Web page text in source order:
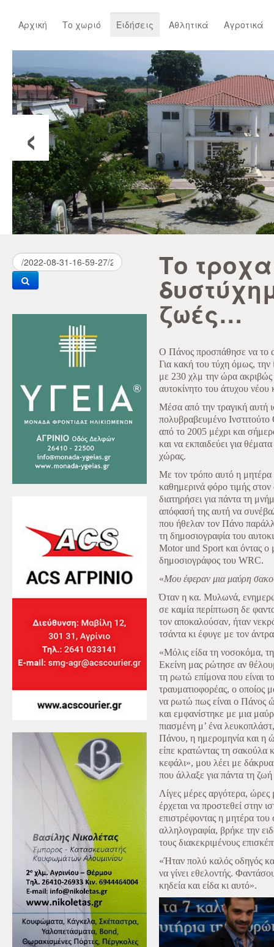
Αρχική Το χωριό Ειδήσεις Αθλητικά Αγροτικά
‹
Το
ζωές…
Ο Πάνος προσπάθησε να το
Για κακή του τύχη όμως, την
με 230 χλμ την ώρα
αυτοκίνητο του άτυχου νέου
Μέσα από την τραγική αυτή
πολυβραβευμένο
από το 2005 μέχρι και
και να εκπαιδεύει για
χώρας.
Με τον τρόπο αυτό η
καθημερινά φόρο τιμής στον
διατηρήσει για πάντα τη
απόφασή της αυτή να
που ήθελαν τον Πάνο
τη δημοσιογραφία του
Motor und Sport και όντας ο
δημοσιογράφος του WRC.
«Μου έφεραν μια μαύρη
Όταν η κα. Μυλωνά,
σε καμία περίπτωση δε
τον αποκαλούσαν, ήταν
τσάντα κι έφυγε με τον
«Μόλις είδα τη νοσοκόμα,
Εκείνη μας ρώτησε αν
τη ρωτώ επίμονα που είναι
τραυματιοφορέας, ο οποίος
να ρωτώ πως είναι ο Πάνος
και εμφανίστηκε με μια
πιασμένη μ’ ένα
Πάνου, η ημερομηνία και η
είπε κρατώντας τη σακούλα
κεφάλι», μου λέει με
που άλλαξε για πάντα τη ζωή
Λίγες μέρες αργότερα, ώρες
έρχεται να προστεθεί στην
επιστρέφοντας η μητέρα του
αλληλογραφία, βρήκε την
τους διακεκριμένους
«Ήταν πολύ καλός οδηγός
να γίνει εθελοντής.
κηδεία και είδα κι αυτό».